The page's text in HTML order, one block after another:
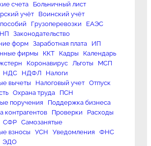
счета
Больничный лист
учёт
Воинский учёт
Грузоперевозки
ЕАЭС
Законодательство
форм
Заработная плата
ИП
фирмы
ККТ Кадры
Календарь
Коронавирус Льготы
МСП
НДС НДФЛ
Налоги
вычеты
Налоговый учет
Отпуск
Охрана труда
ПСН
поручения
Поддержка бизнеса
контрагентов
Проверки
Расходы
СФР
Самозанятые
взносы
УСН Уведомления
ФНС
ЭДО